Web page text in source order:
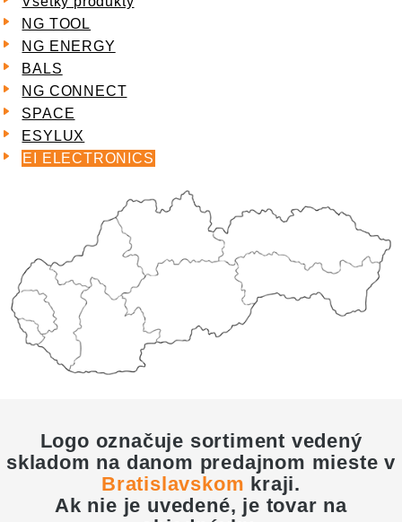
NG TOOL
NG ENERGY
BALS
NG CONNECT
SPACE
ESYLUX
EI ELECTRONICS
Logo označuje sortiment vedený
skladom na danom predajnom mieste v
Bratislavskom kraji.
Ak nie je uvedené, je tovar na